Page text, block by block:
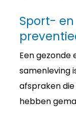
Sport- en
Een gezonde
samenleving
afspraken
hebben